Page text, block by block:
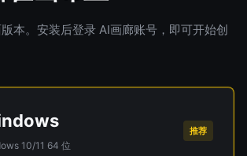
本。安装后登录 AI画廊账号，即可开始创
10/11 64 位
推荐